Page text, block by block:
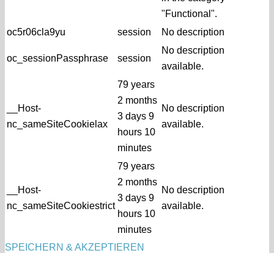
"Functional".
oc5r06cla9yu
session No description
oc_sessionPassphrase session
No description
available.
__Host-
nc_sameSiteCookielax
79 years
2 months
3 days 9
hours 10
minutes
No description
available.
__Host-
nc_sameSiteCookiestrict
79 years
2 months
3 days 9
hours 10
minutes
No description
available.
SPEICHERN & AKZEPTIEREN